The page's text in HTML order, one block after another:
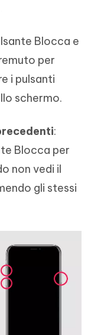
Blocca e
per
i pulsanti
schermo.
:
Blocca per
non vedi il
gli stessi